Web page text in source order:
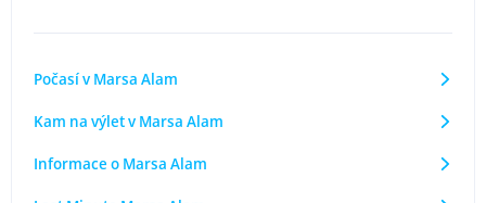
Počasí v Marsa Alam
Kam na výlet v Marsa Alam
Informace o Marsa Alam